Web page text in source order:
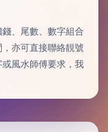
、尾數、數字組合
亦可直接聯絡靚號
風水師傅要求，我